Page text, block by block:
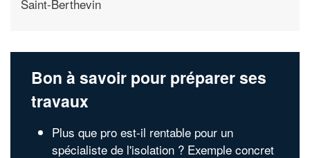
Saint-Berthevin
Bon à savoir pour préparer ses
travaux
Plus que pro est-il rentable pour un
spécialiste de l'isolation ? Exemple concret